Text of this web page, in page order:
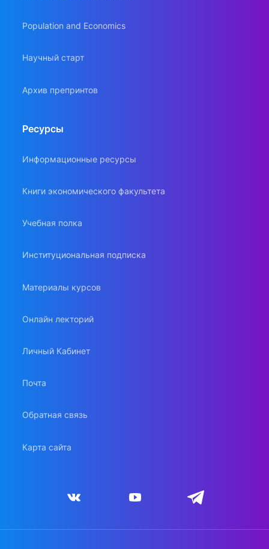
Population and Economics
Научный старт
Архив препринтов
Ресурсы
Информационные ресурсы
Книги экономического факультета
Учебная полка
Институциональная подписка
Материалы курсов
Онлайн лекторий
Личный Кабинет
Почта
Обратная связь
Карта сайта